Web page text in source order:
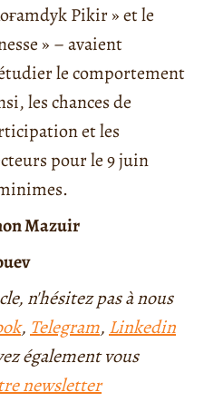
Pikir » et le
» – avaient
le comportement
les chances de
et les
pour le 9 juin
Mazuir
n'hésitez pas à nous
, Telegram, Linkedin
également vous
newsletter